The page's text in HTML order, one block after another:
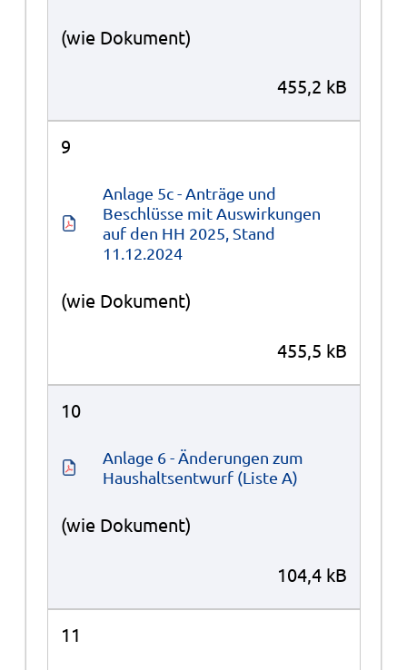
(wie Dokument)
455,2 kB
9
Anlage 5c - Anträge und
Beschlüsse mit Auswirkungen
auf den HH 2025, Stand
11.12.2024
(wie Dokument)
455,5 kB
10
Anlage 6 - Änderungen zum
Haushaltsentwurf (Liste A)
(wie Dokument)
104,4 kB
11